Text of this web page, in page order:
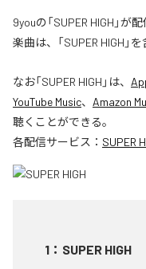
9youの「SUPER HIGH」
楽曲は、「SUPER HIGH」
なお「SUPER HIGH 」は、
YouTube Music、 Amazon
聴くことができる。
各配信サービス： SUPER
1 ： SUPER HIGH